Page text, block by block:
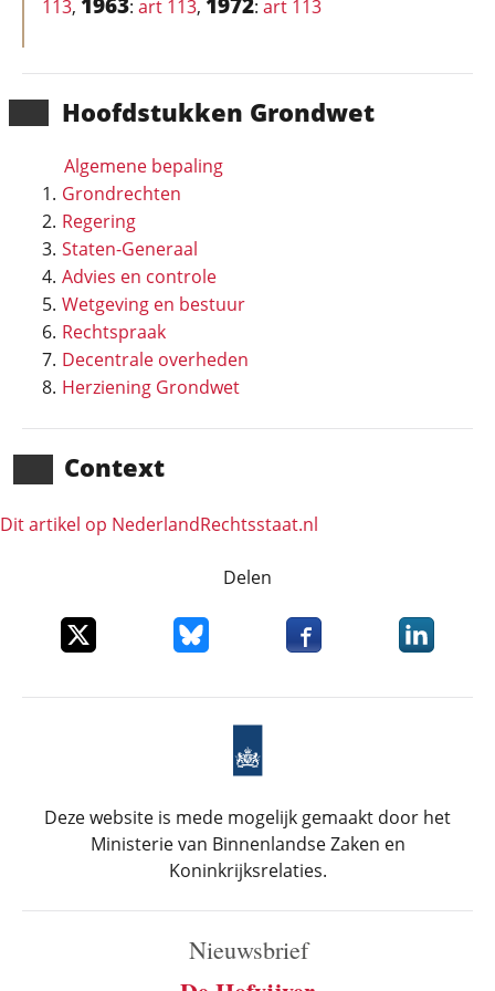
Hoofd­stukken Grondwet
Algemene bepaling
Grondrechten
Regering
Staten-Generaal
Advies en controle
Wetgeving en bestuur
Rechtspraak
Decentrale overheden
Herziening Grondwet
Context
Dit artikel op NederlandRechts­staat.nl
113, : art 113, : art 113
Delen
Deel dit item op XDeel dit item op Bluesky
Deel dit item opDeel dit
Deze website is mede mogelijk gemaakt door het
Ministerie van Binnenlandse Zaken en
Koninkrijksrelaties.
Nieuwsbrief